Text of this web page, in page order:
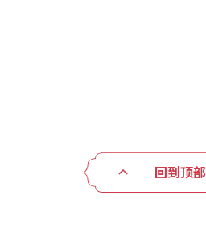
回到顶部